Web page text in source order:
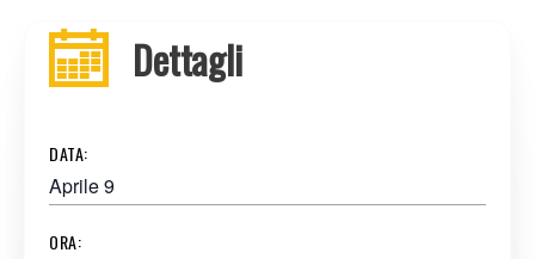
Dettagli
DATA:
Aprile 9
ORA: